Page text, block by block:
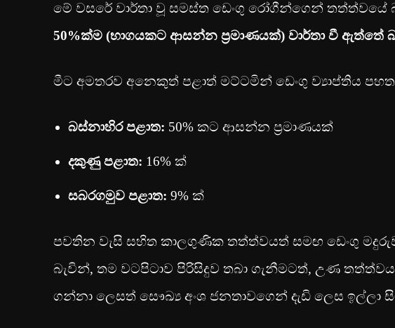
මේ වසරේ වාර්තා වූ සමස්ත ඩෙංගු රෝගීන්ගෙන්
50%ක්ම (භාගයකට ආසන්න ප්‍රමාණයක්) වාර්තා වී ඇත්තේ
මීට අමතරව අනෙකුත් පළාත් මට්ටමින් ඩෙංගු ව්‍යාප්තිය පහත
බස්නාහිර පළාත: 50% කට ආසන්න ප්‍රමාණයක්
දකුණු පළාත: 16% ක්
සබරගමුව පළාත: 9% ක්
පවතින වැසි සහිත කාලගුණික තත්ත්වයත් සමඟ ඩෙංගු
බැවින්, තම වටපිටාව පිරිසිදුව තබා ගැනීමටත්, උණ
ගන්නා ලෙසත් සෞඛ්‍ය අංශ ජනතාවගෙන් දැඩි ලෙස ඉල්ලා